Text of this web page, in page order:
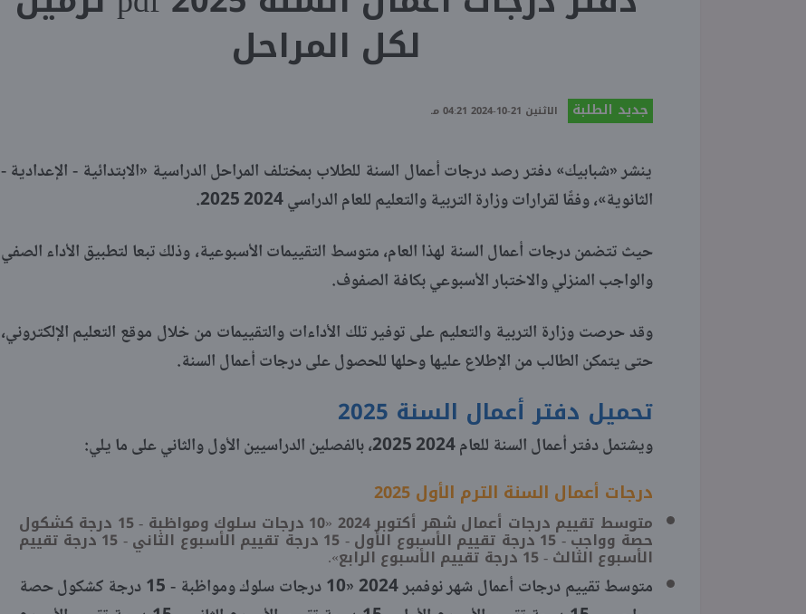
لكل المراحل
جديد الطلبة الاثنين 21-10-2024 04:21 مـ
ينشر «شبابيك» دفتر رصد درجات أعمال السنة للطلاب بمختلف المراحل الدراسية «الابتدائية - الإعدادية -
الثانوية»، وفقًا لقرارات وزارة التربية والتعليم للعام الدراسي 2024 2025.
حيث تتضمن درجات أعمال السنة لهذا العام، متوسط التقييمات الأسبوعية، وذلك تبعا لتطبيق الأداء الصفي
والواجب المنزلي والاختبار الأسبوعي بكافة الصفوف.
وقد حرصت وزارة التربية والتعليم على توفير تلك الأداءات والتقييمات من خلال موقع التعليم الإلكتروني،
حتى يتمكن الطالب من الإطلاع عليها وحلها للحصول على درجات أعمال السنة.
تحميل دفتر أعمال السنة 2025
ويشتمل دفتر أعمال السنة للعام 2024 2025، بالفصلين الدراسيين الأول والثاني على ما يلي:
درجات أعمال السنة الترم الأول 2025
متوسط تقييم درجات أعمال شهر أكتوبر 2024 «10 درجات سلوك ومواظبة - 15 درجة كشكول
حصة وواجب - 15 درجة تقييم الأسبوع الأول - 15 درجة تقييم الأسبوع الثاني - 15 درجة تقييم
الأسبوع الثالث - 15 درجة تقييم الأسبوع الرابع».
متوسط تقييم درجات أعمال شهر نوفمبر 2024 «10 درجات سلوك ومواظبة - 15 درجة كشكول حصة